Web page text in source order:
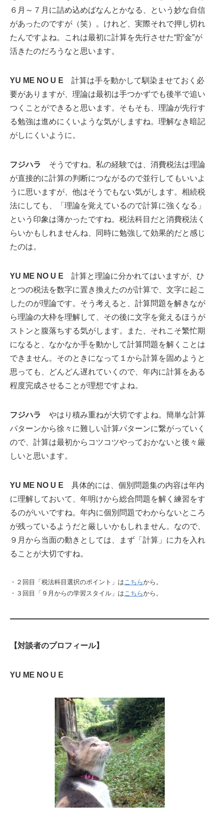
６月～７月に詰め込めばなんとかなる、という妙な自信
があったのですが（笑）。けれど、実際それで押し切れ
たんですよね。これは最初に計算を先行させた“貯金”が
活きたのだろうなと思います。
YU ME NO U E 計算は手を動かして馴染ませておく必
要がありますが、理論は最初は手つかずでも後半で追い
つくことができると思います。そもそも、理論が先行す
る勉強は進めにくいような気がしますね。理解なき暗記
がしにくいように。
フジハラ
そうですね。私の経験では、消費税法は理論
が直接的に計算の判断につながるので並行してもいいよ
うに思いますが、他はそうでもない気がします。相続税
法にしても、「理論を覚えているので計算に強くなる」
という印象は薄かったですね。税法科目だと消費税法く
らいかもしれませんね、同時に勉強して効果的だと感じ
たのは。
YU ME NO U E 計算と理論に分かれてはいますが、ひ
とつの税法を数字に置き換えたのが計算で、文字に起こ
したのが理論です。そう考えると、計算問題を解きなが
ら理論の大枠を理解して、その後に文字を覚えるほうが
ストンと腹落ちする気がします。また、それこそ繁忙期
になると、なかなか手を動かして計算問題を解くことは
できません。そのときになって１から計算を固めようと
思っても、どんどん遅れていくので、年内に計算をある
程度完成させることが理想ですよね。
フジハラ
やはり積み重ねが大切ですよね。簡単な計算
パターンから徐々に難しい計算パターンに繋がっていく
ので、計算は最初からコツコツやっておかないと後々厳
しいと思います。
YU ME NO U E 具体的には、個別問題集の内容は年内
に理解しておいて、年明けから総合問題を解く練習をす
るのがいいですね。年内に個別問題でわからないところ
が残っているようだと厳しいかもしれません。なので、
９月から当面の動きとしては、まず「計算」に力を入れ
ることが大切ですね。
・２回目「税法科目選択のポイント」は こちらから。
・３回目「９月からの学習スタイル」は こちらから。
【対談者のプロフィール】
YU ME NO U E